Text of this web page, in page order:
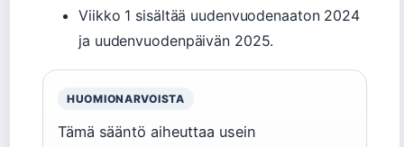
Viikko 1 sisältää uudenvuodenaaton 2024
ja uudenvuodenpäivän 2025.
HUOMIONARVOISTA
Tämä sääntö aiheuttaa usein